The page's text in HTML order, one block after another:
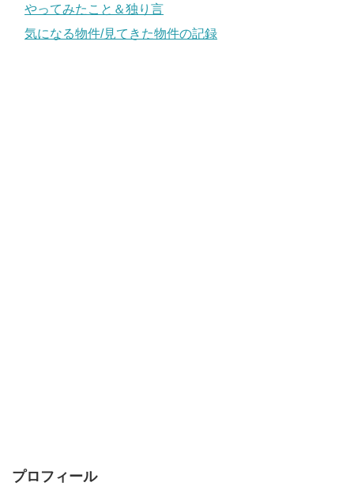
やってみたこと＆独り言
気になる物件/見てきた物件の記録
プロフィール